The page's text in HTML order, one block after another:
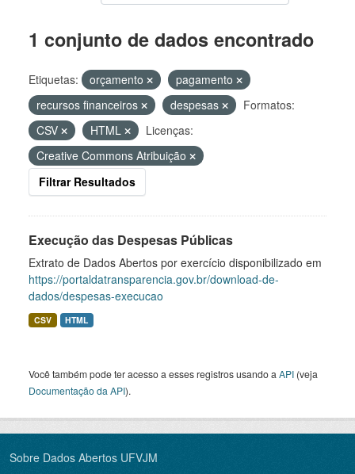
1 conjunto de dados encontrado
Etiquetas: orçamento
pagamento
recursos financeiros
despesas
Formatos:
CSV
HTML
Licenças:
Creative Commons Atribuição
Filtrar Resultados
Execução das Despesas Públicas
Extrato de Dados Abertos por exercício disponibilizado em
https://portaldatransparencia.gov.br/download-de-
dados/despesas-execucao
CSV HTML
Você também pode ter acesso a esses registros usando a API (veja
Documentação da API).
Sobre Dados Abertos UFVJM